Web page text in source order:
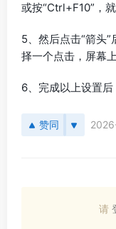
或按“Ctrl+F10”，
5、然后点击“箭头
择一个点击，屏幕
6、完成以上设置后
赞同
请